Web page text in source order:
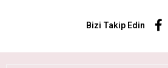
Bizi Takip Edin